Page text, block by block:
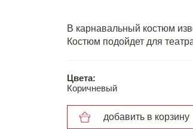
В карнавальный костюм
Костюм подойдет для
Цвета:
Коричневый
добавить в корзину